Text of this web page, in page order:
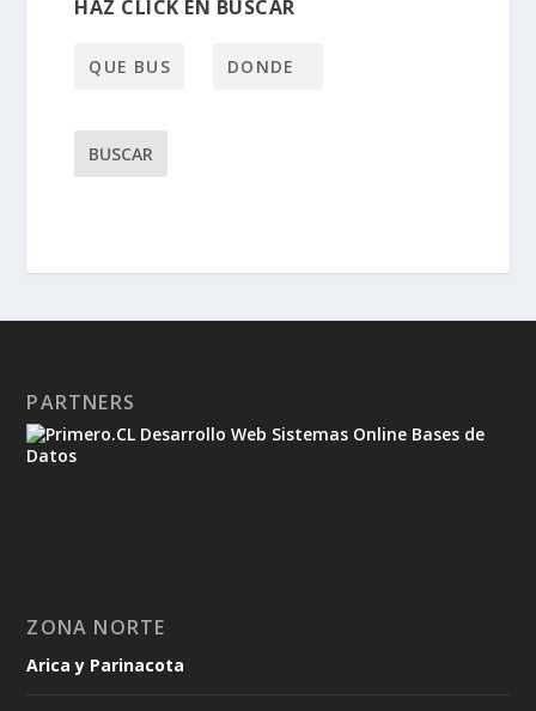
HAZ CLICK EN BUSCAR
PARTNERS
ZONA NORTE
Arica y Parinacota